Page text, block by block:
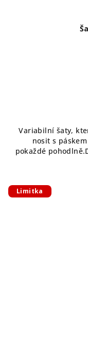
Variabilní šaty,
nosit s
pokaždé
Limitka